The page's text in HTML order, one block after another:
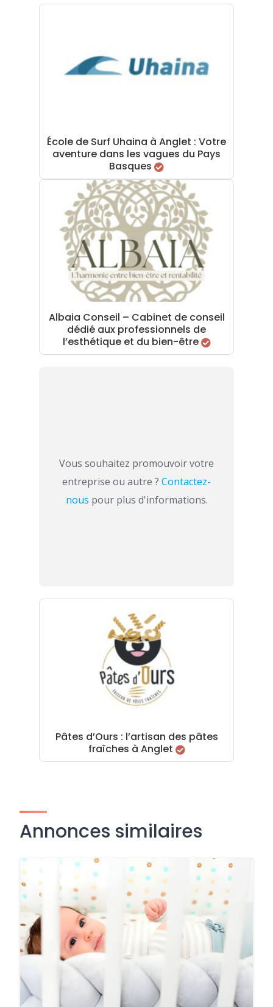
École de Surf Uhaina à Anglet : Votre
aventure dans les vagues du Pays
Basques
Albaia Conseil – Cabinet de conseil
dédié aux professionnels de
l’esthétique et du bien-être
Vous souhaitez promouvoir votre
entreprise ou autre ? Contactez-
nous pour plus d'informations.
Pâtes d’Ours : l’artisan des pâtes
fraîches à Anglet
Annonces similaires